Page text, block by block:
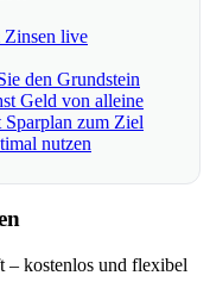
Zinsen live
den Grundstein
Geld von alleine
Sparplan zum Ziel
nutzen
– kostenlos und flexibel